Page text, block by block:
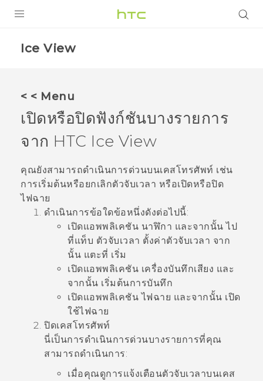
Ice View
< < Menu
เปิดหรือปิดฟังก์ชันบางรายการ
จาก HTC Ice View
คุณยังสามารถดำเนินการด่วนบนเคสโทรศัพท์ เช่น
การเริ่มต้นหรือยกเลิกตัวจับเวลา หรือเปิดหรือปิด
ไฟฉาย
ดำเนินการข้อใดข้อหนึ่งดังต่อไปนี้:
เปิดแอพพลิเคชัน นาฬิกา และจากนั้น ไป
ที่แท็บ ตัวจับเวลา ตั้งค่าตัวจับเวลา จาก
นั้น แตะที่ เริ่ม
เปิดแอพพลิเคชัน เครื่องบันทึกเสียง และ
จากนั้น เริ่มต้นการบันทึก
เปิดแอพพลิเคชันไฟฉาย และจากนั้น เปิด
ใช้ไฟฉาย
ปิดเคสโทรศัพท์
นี่เป็นการดำเนินการด่วนบางรายการที่คุณ
สามารถดำเนินการ:
เมื่อคุณดูการแจ้งเตือนตัวจับเวลาบนเคส